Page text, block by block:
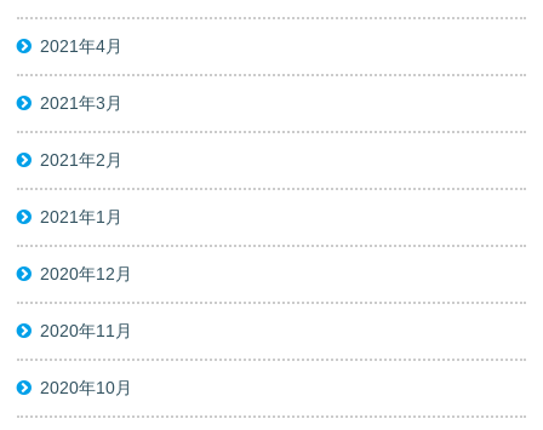
2021年4月
2021年3月
2021年2月
2021年1月
2020年12月
2020年11月
2020年10月